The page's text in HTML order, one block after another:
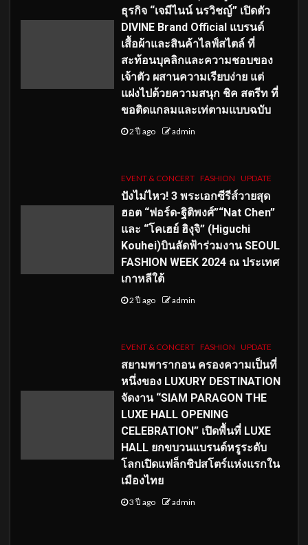
ธุรกิจ “เจมีไนน์ นรวิชญ์” เปิดตัว
DIVINE Brand Official แบรนด์
เสื้อผ้าและสินค้าไลฟ์สไตล์ ที่
สะท้อนบุคลิกและความชอบของ
เจ้าตัว ผสานความเรียบง่าย แต่
แฝงไปด้วยความสนุก ชิค สตรีท ที่
ขอติดแกลมและเท่ตามแบบฉบับ
2 ปี ago admin
EVENT & CONCERT FASHION UPDATE
ปังไม่ไหว! 3 พระเอกซีรีส์วายสุด
ฮอต “ฟอร์ด-ฐิติพงศ์”“Nat Chen”
และ “โคเฮย์ ฮิงุจิ” (Higuchi
Kouhei)บินลัดฟ้าร่วมงาน SEOUL
FASHION WEEK 2024 ณ ประเทศ
เกาหลีใต้
2 ปี ago admin
EVENT & CONCERT FASHION UPDATE
สยามพารากอน ครองความเป็นที่
หนึ่งของ LUXURY DESTINATION
จัดงาน “SIAM PARAGON THE
LUXE HALL OPENING
CELEBRATION” เปิดพื้นที่ LUXE
HALL ยกขบวนแบรนด์หรูระดับ
โลกเปิดแฟล็กชิปสโตร์แห่งแรกใน
เมืองไทย
3 ปี ago admin